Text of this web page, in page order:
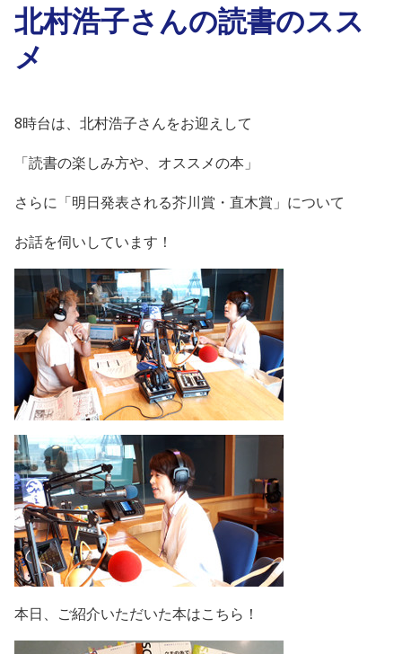
北村浩子さんの読書のスス
メ
8時台は、北村浩子さんをお迎えして
「読書の楽しみ方や、オススメの本」
さらに「明日発表される芥川賞・直木賞」について
お話を伺いしています！
本日、ご紹介いただいた本はこちら！